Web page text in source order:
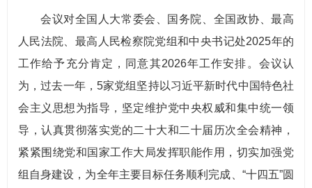
会议对全国人大常委会、国务院、全国政协、最高
人民法院、最高人民检察院党组和中央书记处2025年的
工作给予充分肯定，同意其2026年工作安排。会议认
为，过去一年，5家党组坚持以习近平新时代中国特色社
会主义思想为指导，坚定维护党中央权威和集中统一领
导，认真贯彻落实党的二十大和二十届历次全会精神，
紧紧围绕党和国家工作大局发挥职能作用，切实加强党
组自身建设，为全年主要目标任务顺利完成、“十四五”圆